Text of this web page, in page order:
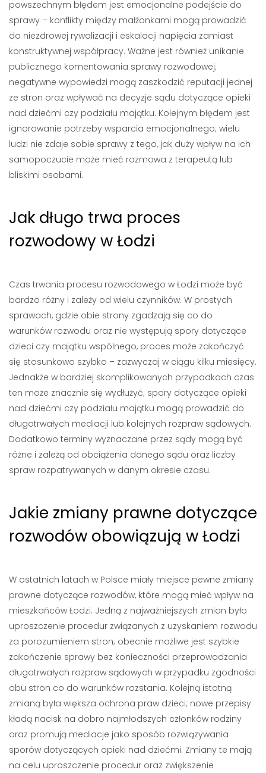
powszechnym błędem jest emocjonalne podejście do
sprawy – konflikty między małżonkami mogą prowadzić
do niezdrowej rywalizacji i eskalacji napięcia zamiast
konstruktywnej współpracy. Ważne jest również unikanie
publicznego komentowania sprawy rozwodowej;
negatywne wypowiedzi mogą zaszkodzić reputacji jednej
ze stron oraz wpływać na decyzje sądu dotyczące opieki
nad dziećmi czy podziału majątku. Kolejnym błędem jest
ignorowanie potrzeby wsparcia emocjonalnego; wielu
ludzi nie zdaje sobie sprawy z tego, jak duży wpływ na ich
samopoczucie może mieć rozmowa z terapeutą lub
bliskimi osobami.
Jak długo trwa proces
rozwodowy w Łodzi
Czas trwania procesu rozwodowego w Łodzi może być
bardzo różny i zależy od wielu czynników. W prostych
sprawach, gdzie obie strony zgadzają się co do
warunków rozwodu oraz nie występują spory dotyczące
dzieci czy majątku wspólnego, proces może zakończyć
się stosunkowo szybko – zazwyczaj w ciągu kilku miesięcy.
Jednakże w bardziej skomplikowanych przypadkach czas
ten może znacznie się wydłużyć; spory dotyczące opieki
nad dziećmi czy podziału majątku mogą prowadzić do
długotrwałych mediacji lub kolejnych rozpraw sądowych.
Dodatkowo terminy wyznaczane przez sądy mogą być
różne i zależą od obciążenia danego sądu oraz liczby
spraw rozpatrywanych w danym okresie czasu.
Jakie zmiany prawne dotyczące
rozwodów obowiązują w Łodzi
W ostatnich latach w Polsce miały miejsce pewne zmiany
prawne dotyczące rozwodów, które mogą mieć wpływ na
mieszkańców Łodzi. Jedną z najważniejszych zmian było
uproszczenie procedur związanych z uzyskaniem rozwodu
za porozumieniem stron; obecnie możliwe jest szybkie
zakończenie sprawy bez konieczności przeprowadzania
długotrwałych rozpraw sądowych w przypadku zgodności
obu stron co do warunków rozstania. Kolejną istotną
zmianą była większa ochrona praw dzieci; nowe przepisy
kładą nacisk na dobro najmłodszych członków rodziny
oraz promują mediacje jako sposób rozwiązywania
sporów dotyczących opieki nad dziećmi. Zmiany te mają
na celu uproszczenie procedur oraz zwiększenie